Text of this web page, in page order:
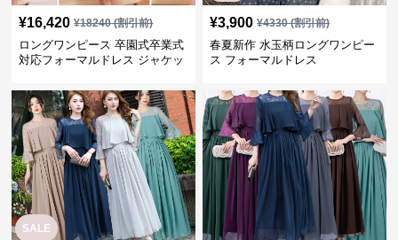
¥16,420 ¥18240(割引前)
ロングワンピース 卒園式卒業式
対応フォーマルドレス ジャケッ
¥3,900 ¥4330(割引前)
春夏新作 水玉柄ロングワンピー
ス フォーマルドレス
SALE